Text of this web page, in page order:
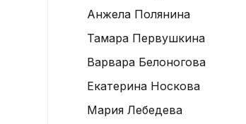
Анжела Полянина
Тамара Первушкина
Варвара Белоногова
Екатерина Носкова
Мария Лебедева